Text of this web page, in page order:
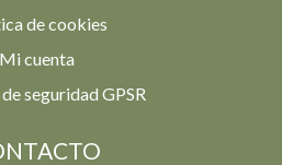
de cookies
Mi cuenta
seguridad GPSR